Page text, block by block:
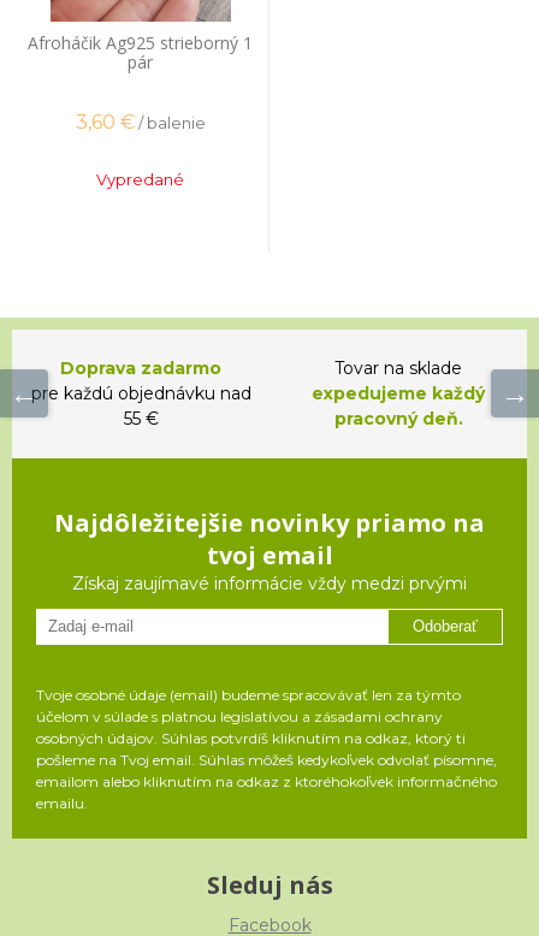
Afroháčik Ag925 strieborný 1
pár
3,60 € / balenie
Vypredané
Doprava zadarmo
pre každú objednávku nad
55 €
Tovar na sklade
expedujeme každý
pracovný deň.
Najdôležitejšie novinky priamo na
tvoj email
Získaj zaujímavé informácie vždy medzi prvými
Odoberať
Tvoje osobné údaje (email) budeme spracovávať len za týmto
účelom v súlade s platnou legislatívou a zásadami ochrany
osobných údajov. Súhlas potvrdíš kliknutím na odkaz, ktorý ti
pošleme na Tvoj email. Súhlas môžeš kedykoľvek odvolať písomne,
emailom alebo kliknutím na odkaz z ktoréhokoľvek informačného
emailu.
Sleduj nás
Facebook